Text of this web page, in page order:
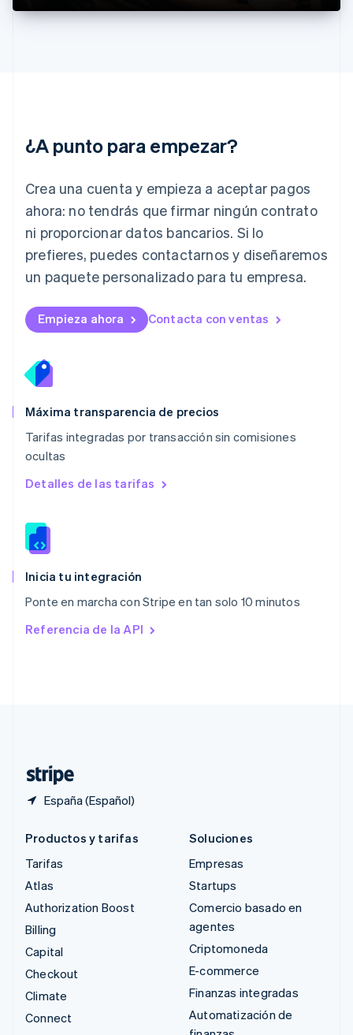
¿A punto para empezar?
Crea una cuenta y empieza a aceptar pagos
ahora: no tendrás que firmar ningún contrato
ni proporcionar datos bancarios. Si lo
prefieres, puedes contactarnos y diseñaremos
un paquete personalizado para tu empresa.
Empieza ahora Contacta con ventas
Máxima transparencia de precios
Tarifas integradas por transacción sin comisiones
ocultas
Detalles de las tarifas
Inicia tu integración
Ponte en marcha con Stripe en tan solo 10 minutos
Referencia de la API
España (Español)
India
Letonia
English
Deutsch English
Lituania
English
Luxemburgo
Français DeutschEnglish
English简体中文
English
México
Noruega
English
English
NederlandsEnglish
Polonia
English
RAE de Hong Kong, China
Reino Unido
English
English
English
Productos y tarifas
Tarifas
Atlas
Authorization Boost
Billing
Capital
Checkout
Climate
Connect
Soluciones
Empresas
Startups
Comercio basado en
agentes
Criptomoneda
E-commerce
Finanzas integradas
Automatización de